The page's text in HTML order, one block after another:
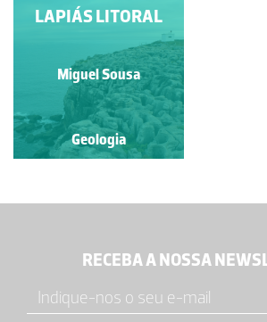
LAPIÁS LITORAL
Miguel Sousa
Geologia
RECEBA A NOSSA